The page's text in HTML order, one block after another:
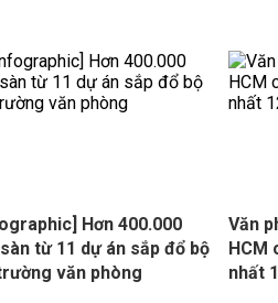
Hơn 400.000
từ 11 dự án sắp đổ bộ
văn phòng
Văn
HCM
nhất